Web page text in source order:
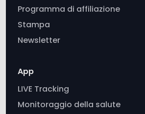
App
LIVE Tracking
Monitoraggio degli abbai
Recinti virtuali
Segnalazione dei pericoli